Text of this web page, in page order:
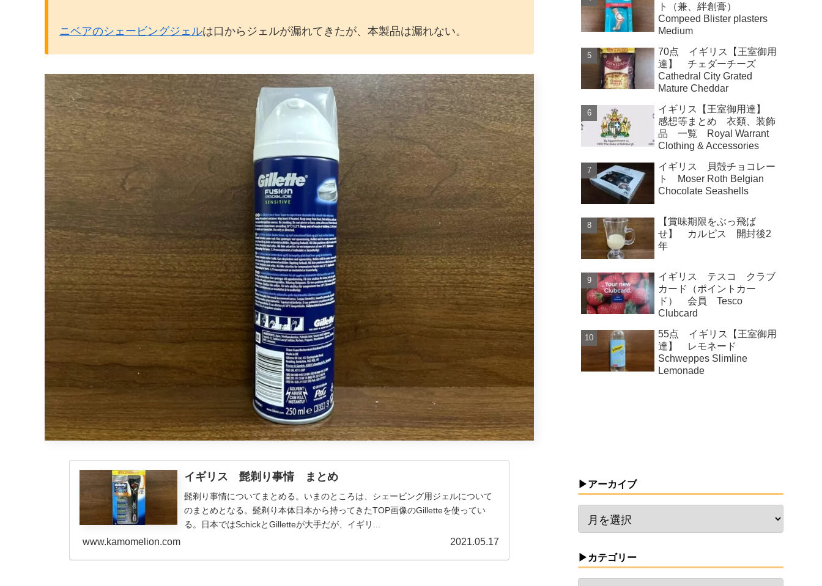
ニベアのシェービングジェルは口からジェルが漏れてきたが、本製品は漏れない。
イギリス 髭剃り事情 まとめ
髭剃り事情についてまとめる。いまのところは、シェービング用ジェルについて
のまとめとなる。髭剃り本体日本から持ってきたTOP画像のGilletteを使ってい
る。日本ではSchickとGilletteが大手だが、イギリ...
www.kamomelion.com 2021.05.17
ト（兼、絆創膏）
Compeed Blister plasters
Medium
70点 イギリス【王室御用
達】 チェダーチーズ
Cathedral City Grated
Mature Cheddar
イギリス【王室御用達】
感想等まとめ 衣類、装飾
品 一覧 Royal Warrant
Clothing & Accessories
イギリス 貝殻チョコレー
ト Moser Roth Belgian
Chocolate Seashells
【賞味期限をぶっ飛ば
せ】 カルピス 開封後2
年
イギリス テスコ クラブ
カード（ポイントカー
ド） 会員 Tesco
Clubcard
55点 イギリス【王室御用
達】 レモネード
Schweppes Slimline
Lemonade
▶アーカイブ
▶カテゴリー